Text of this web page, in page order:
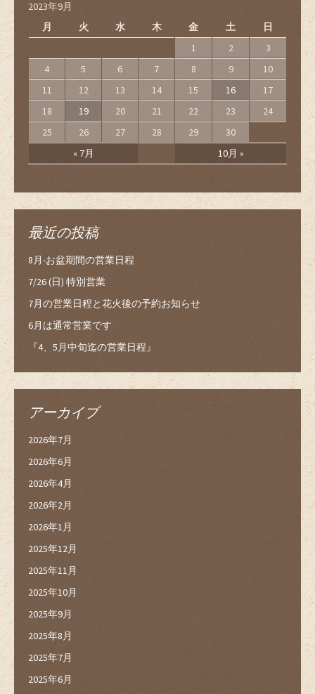
2023年9月
月
火 水 木 金 土 日
« 7月 10月 »
1 2
3
4
5 6 7 8 9
10
11
12 13 14 15 16
17
18
19 20 21 22 23
24
25
26 27 28 29 30
最近の投稿
8月-お盆期間の営業日程
7/26 (日) 特別営業
7月の営業日程と花火後の予約お知らせ
6月は通常営業です
『4、5月中旬迄の営業日程』
アーカイブ
2026年7月
2026年6月
2026年4月
2026年2月
2026年1月
2025年12月
2025年11月
2025年10月
2025年9月
2025年8月
2025年7月
2025年6月